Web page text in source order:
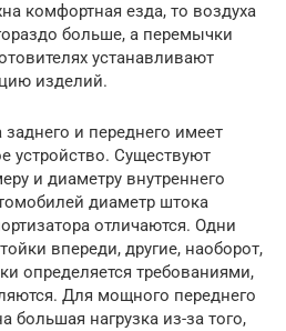
комфортная езда, то воздуха
больше, а перемычки
устанавливают
изделий.
и переднего имеет
устройство. Существуют
и диаметру внутреннего
диаметр штока
отличаются. Одни
впереди, другие, наоборот,
определяется требованиями,
Для мощного переднего
большая нагрузка из-за того,